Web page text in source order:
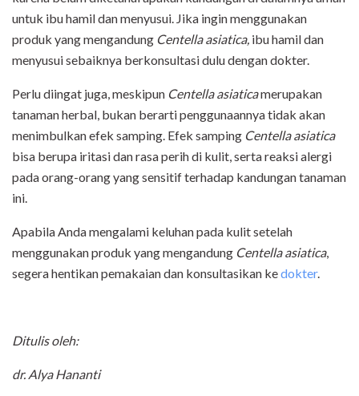
untuk ibu hamil dan menyusui. Jika ingin menggunakan
produk yang mengandung Centella asiatica, ibu hamil dan
menyusui sebaiknya berkonsultasi dulu dengan dokter.
Perlu diingat juga, meskipun Centella asiaticamerupakan
tanaman herbal, bukan berarti penggunaannya tidak akan
menimbulkan efek samping. Efek samping Centella asiatica
bisa berupa iritasi dan rasa perih di kulit, serta reaksi alergi
pada orang-orang yang sensitif terhadap kandungan tanaman
ini.
Apabila Anda mengalami keluhan pada kulit setelah
menggunakan produk yang mengandung Centella asiatica,
segera hentikan pemakaian dan konsultasikan kedokter.
Ditulis oleh:
dr. Alya Hananti